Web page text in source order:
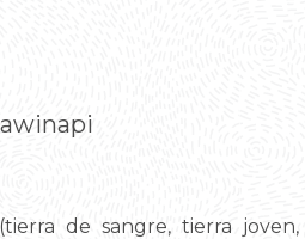
de sangre, tierra joven,